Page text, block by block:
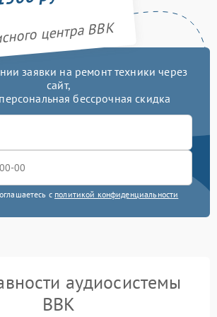
центра BBK
заявки на ремонт техники через
сайт,
бессрочная скидка
с политикой конфиденциальности
аудиосистемы
BBK